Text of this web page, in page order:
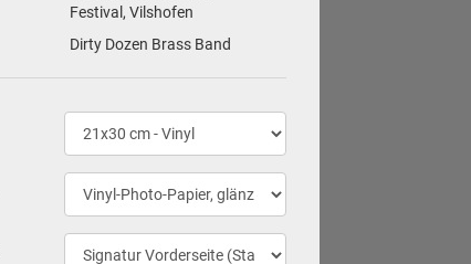
Festival, Vilshofen
Dirty Dozen Brass Band